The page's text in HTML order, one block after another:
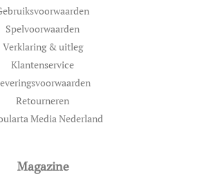
Spelvoorwaarden
Verklaring & uitleg
Klantenservice
Retourneren
Media Nederland
Magazine